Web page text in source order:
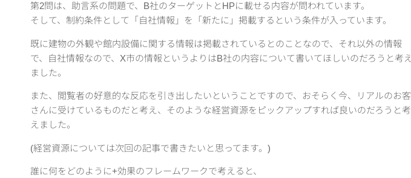
第2問は、助言系の問題で、B社のターゲットとHPに載せる内容が問われています。
そして、制約条件として「自社情報」を「新たに」掲載するという条件が入っています。
既に建物の外観や館内設備に関する情報は掲載されているとのことなので、それ以外の情報
で、自社情報なので、X市の情報というよりはB社の内容について書いてほしいのだろうと考え
ました。
また、閲覧者の好意的な反応を引き出したいということですので、おそらく今、リアルのお客
さんに受けているものだと考え、そのような経営資源をピックアップすれば良いのだろうと考
えました。
(経営資源については次回の記事で書きたいと思ってます。)
誰に何をどのように+効果のフレームワークで考えると、